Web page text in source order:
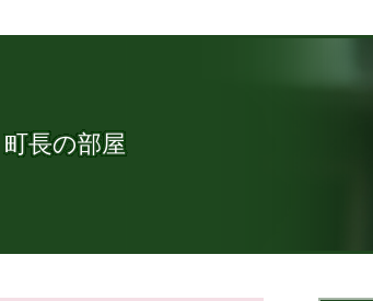
町長の部屋